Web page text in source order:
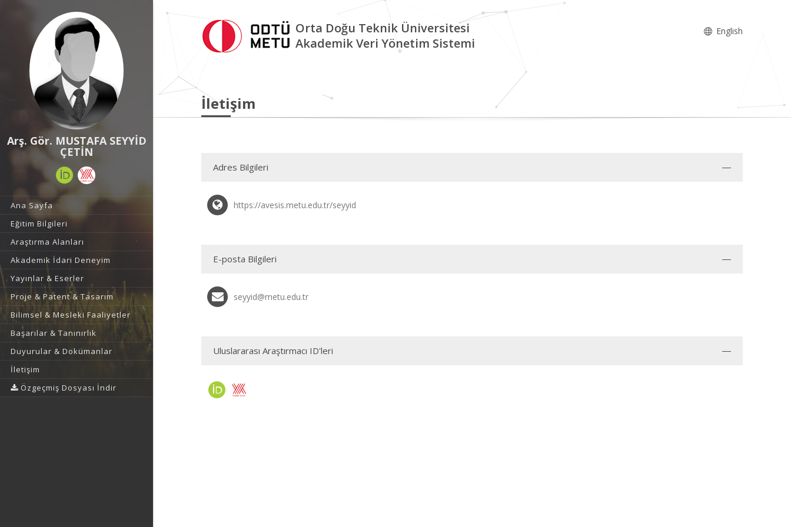
Arş. Gör. MUSTAFA SEYYİD
ÇETİN
Ana Sayfa
Eğitim Bilgileri
Araştırma Alanları
Akademik İdari Deneyim
Yayınlar & Eserler
Proje & Patent & Tasarım
Bilimsel & Mesleki Faaliyetler
Başarılar & Tanınırlık
Duyurular & Dokümanlar
İletişim
Özgeçmiş Dosyası İndir
Orta Doğu Teknik Üniversitesi
Akademik Veri Yönetim Sistemi
English
İletişim
Adres Bilgileri
https://avesis.metu.edu.tr/seyyid
E-posta Bilgileri
seyyid@metu.edu.tr
Uluslararası Araştırmacı ID'leri